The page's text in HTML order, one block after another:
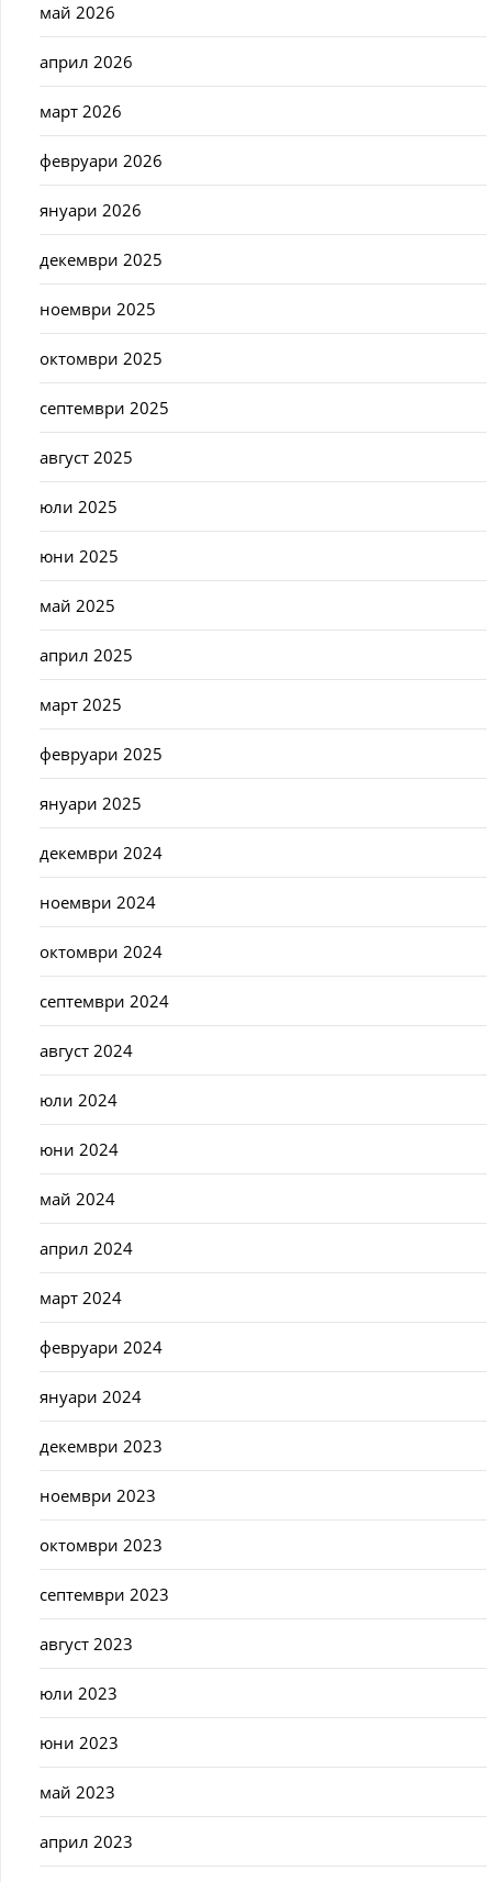
май 2026
април 2026
март 2026
февруари 2026
януари 2026
декември 2025
ноември 2025
октомври 2025
септември 2025
август 2025
юли 2025
юни 2025
май 2025
април 2025
март 2025
февруари 2025
януари 2025
декември 2024
ноември 2024
октомври 2024
септември 2024
август 2024
юли 2024
юни 2024
май 2024
април 2024
март 2024
февруари 2024
януари 2024
декември 2023
ноември 2023
октомври 2023
септември 2023
август 2023
юли 2023
юни 2023
май 2023
април 2023